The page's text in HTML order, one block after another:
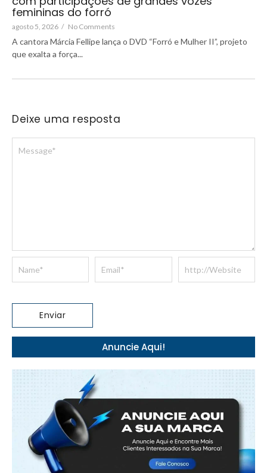
femininas do forró
agosto 5, 2026 / No Comments
A cantora Márcia Fellipe lança o DVD “Forró e Mulher II”, projeto
que exalta a força...
Deixe uma resposta
Anuncie Aqui!